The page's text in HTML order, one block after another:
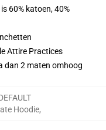
60% katoen, 40%
Attire Practices
dan 2 maten omhoog
Hoodie,